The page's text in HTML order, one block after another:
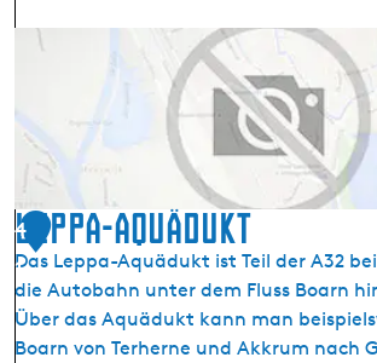
n
e
r
I
e
4
1
Leppa-Aquädukt
Das Leppa-Aquädukt ist Teil der A32
die Autobahn unter dem Fluss Boarn
Über das Aquädukt kann man
Boarn von Terherne und Akkrum nach